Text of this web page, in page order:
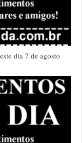
dia 7 de agosto